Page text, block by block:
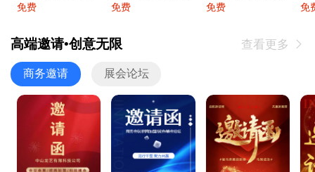
免费 免费 免费 免
高端邀请•创意无限 查看更多 
商务邀请 展会论坛